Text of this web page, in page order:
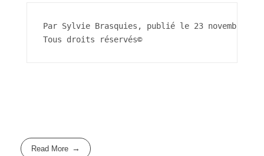
Par Sylvie Brasquies, publié le 23 novembre
Tous droits réservés©
Read More